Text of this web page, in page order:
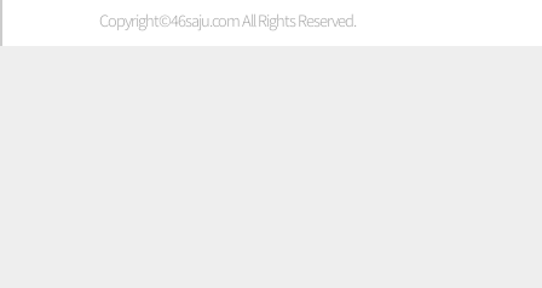
Copyright©46saju.com All Rights Reserved.